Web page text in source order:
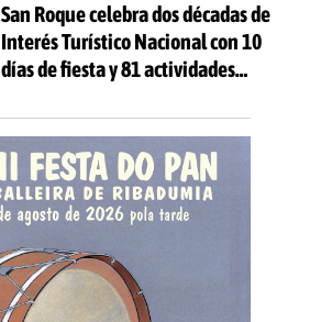
San Roque celebra dos décadas de
Interés Turístico Nacional con 10
días de fiesta y 81 actividades